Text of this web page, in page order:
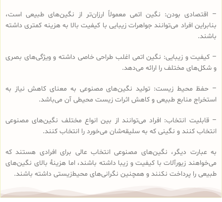
– اقتصادی‌ بودن: نگین اتمی معمولاً ارزان‌تر از نگین‌های طبیعی است،
بنابراین افراد می‌توانند جواهرات زیبایی با کیفیت بالا به هزینه کمتری داشته
باشند.
– کیفیت و زیبایی: نگین اتمی اغلب طراحی خاصی داشته و ویژگی‌های بصری
و شکل‌های مختلف را ارائه می‌دهد.
– حفظ محیط زیست: تولید نگین‌های مصنوعی به معنای کاهش نیاز به
استخراج منابع طبیعی و کاهش اثرات زیست محیطی آن می‌باشد.
– قابلیت انتخاب: افراد می‌توانند از بین انواع مختلف نگین‌های مصنوعی
انتخاب کنند و نگینی که به سلیقه‌شان می‌خورد را انتخاب کنند.
به عبارت دیگر، نگین‌های مصنوعی انتخاب عالی برای افرادی هستند که
می‌خواهند زیورآلات با کیفیت و زیبا داشته باشند، اما هزینهٔ بالای نگین‌های
طبیعی را پرداخت نکنند و همچنین نگرانی‌های محیط‌زیستی داشته باشند.